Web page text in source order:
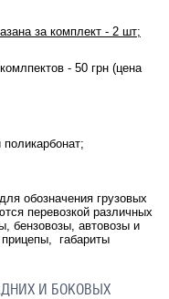
за комплект - 2 шт;
- 50 грн (цена
обозначения грузовых
перевозкой различных
бензовозы, автовозы и
габариты
И БОКОВЫХ